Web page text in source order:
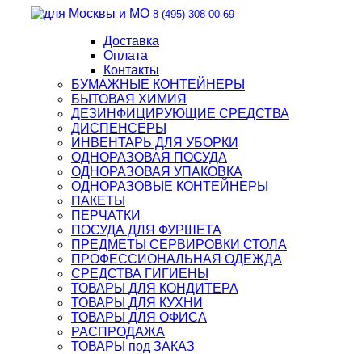
8 (495) 308-00-69
Доставка
Оплата
Контакты
БУМАЖНЫЕ КОНТЕЙНЕРЫ
БЫТОВАЯ ХИМИЯ
ДЕЗИНФИЦИРУЮЩИЕ СРЕДСТВА
ДИСПЕНСЕРЫ
ИНВЕНТАРЬ ДЛЯ УБОРКИ
ОДНОРАЗОВАЯ ПОСУДА
ОДНОРАЗОВАЯ УПАКОВКА
ОДНОРАЗОВЫЕ КОНТЕЙНЕРЫ
ПАКЕТЫ
ПЕРЧАТКИ
ПОСУДА ДЛЯ ФУРШЕТА
ПРЕДМЕТЫ СЕРВИРОВКИ СТОЛА
ПРОФЕССИОНАЛЬНАЯ ОДЕЖДА
СРЕДСТВА ГИГИЕНЫ
ТОВАРЫ ДЛЯ КОНДИТЕРА
ТОВАРЫ ДЛЯ КУХНИ
ТОВАРЫ ДЛЯ ОФИСА
РАСПРОДАЖА
ТОВАРЫ под ЗАКАЗ